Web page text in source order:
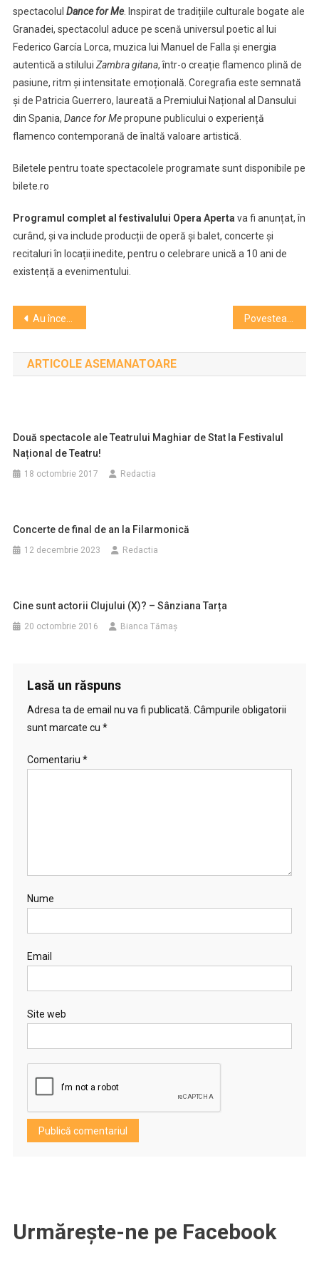
spectacolul Dance for Me. Inspirat de tradițiile culturale bogate ale
Granadei, spectacolul aduce pe scenă universul poetic al lui
Federico García Lorca, muzica lui Manuel de Falla și energia
autentică a stilului Zambra gitana, într-o creație flamenco plină de
pasiune, ritm și intensitate emoțională. Coregrafia este semnată
și de Patricia Guerrero, laureată a Premiului Național al Dansului
din Spania, Dance for Mepropune publicului o experiență
flamenco contemporană de înaltă valoare artistică.
Biletele pentru toate spectacolele programate sunt disponibile pe
bilete.ro
Programul complet al festivalului Opera Aperta va fi anunțat, în
curând, și va include producții de operă și balet, concerte și
recitaluri în locații inedite, pentru o celebrare unică a 10 ani de
existență a evenimentului.
Navigare
în
articole
Au început înscrierile pentru cea de-a IX-a ediție Jazz in the Park Competition
ARTICOLE ASEMANATOARE
Două spectacole ale Teatrului Maghiar de Stat la Festivalul
Național de Teatru!
18 octombrie 2017 Redactia
Concerte de final de an la Filarmonică
12 decembrie 2023 Redactia
Cine sunt actorii Clujului (X)? – Sânziana Tarța
20 octombrie 2016 Bianca Tămaș
Lasă un răspuns
Adresa ta de email nu va fi publicată. Câmpurile obligatorii
sunt marcate cu *
Comentariu *
Nume
Email
Site web
Urmărește-ne pe Facebook